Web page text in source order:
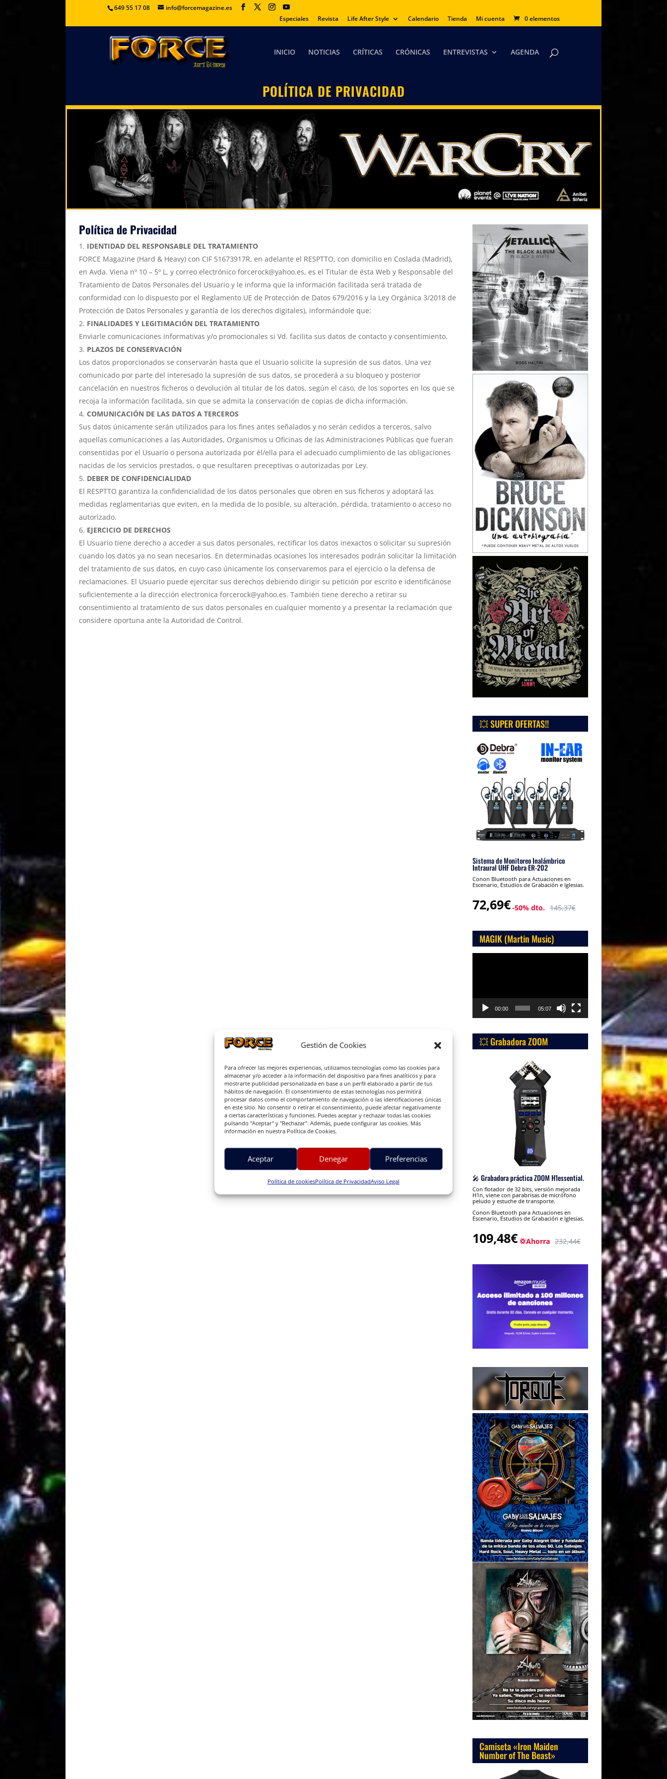
Gestión de Cookies
Para ofrecer las mejores experiencias, utilizamos tecnologías como las cookies para
almacenar y/o acceder a la información del dispositivo para fines analíticos y para
mostrarte publicidad personalizada en base a un perfil elaborado a partir de tus
hábitos de navegación. El consentimiento de estas tecnologías nos permitirá
procesar datos como el comportamiento de navegación o las identificaciones únicas
en este sitio. No consentir o retirar el consentimiento, puede afectar negativamente
a ciertas características y funciones. Puedes aceptar y rechazar todas las cookies
pulsando "Aceptar" y "Rechazar". Además, puede configurar las cookies. Más
información en nuestra Política de Cookies.
Aceptar Denegar Preferencias
Política de cookiesPolítica de PrivacidadAviso Legal
649 55 17 08
info@forcemagazine.es
Especiales
Revista Life After Style Calendario Tienda Mi cuenta 0 elementos
INICIO NOTICIAS CRÍTICAS CRÓNICAS ENTREVISTAS AGENDA
POLÍTICA DE PRIVACIDAD
Política de Privacidad
IDENTIDAD DEL RESPONSABLE DEL TRATAMIENTO
FORCE Magazine (Hard & Heavy) con CIF 51673917R, en adelante el RESPTTO, con domicilio en Coslada (Madrid),
en Avda. Viena nº 10 – 5º L, y correo electrónico forcerock@yahoo.es, es el Titular de ésta Web y Responsable del
Tratamiento de Datos Personales del Usuario y le informa que la información facilitada será tratada de
conformidad con lo dispuesto por el Reglamento UE de Protección de Datos 679/2016 y la Ley Orgánica 3/2018 de
Protección de Datos Personales y garantía de los derechos digitales), informándole que:
FINALIDADES Y LEGITIMACIÓN DEL TRATAMIENTO
Enviarle comunicaciones informativas y/o promocionales si Vd. facilita sus datos de contacto y consentimiento.
PLAZOS DE CONSERVACIÓN
Los datos proporcionados se conservarán hasta que el Usuario solicite la supresión de sus datos. Una vez
comunicado por parte del interesado la supresión de sus datos, se procederá a su bloqueo y posterior
cancelación en nuestros ficheros o devolución al titular de los datos, según el caso, de los soportes en los que se
recoja la información facilitada, sin que se admita la conservación de copias de dicha información.
COMUNICACIÓN DE LAS DATOS A TERCEROS
Sus datos únicamente serán utilizados para los fines antes señalados y no serán cedidos a terceros, salvo
aquellas comunicaciones a las Autoridades, Organismos u Oficinas de las Administraciones Públicas que fueran
consentidas por el Usuario o persona autorizada por él/ella para el adecuado cumplimiento de las obligaciones
nacidas de los servicios prestados, o que resultaren preceptivas o autorizadas por Ley.
DEBER DE CONFIDENCIALIDAD
El RESPTTO garantiza la confidencialidad de los datos personales que obren en sus ficheros y adoptará las
medidas reglamentarias que eviten, en la medida de lo posible, su alteración, pérdida, tratamiento o acceso no
autorizado.
EJERCICIO DE DERECHOS
El Usuario tiene derecho a acceder a sus datos personales, rectificar los datos inexactos o solicitar su supresión
cuando los datos ya no sean necesarios. En determinadas ocasiones los interesados podrán solicitar la limitación
del tratamiento de sus datos, en cuyo caso únicamente los conservaremos para el ejercicio o la defensa de
reclamaciones. El Usuario puede ejercitar sus derechos debiendo dirigir su petición por escrito e identificánose
suficientemente a la dirección electronica forcerock@yahoo.es. También tiene derecho a retirar su
consentimiento al tratamiento de sus datos personales en cualquier momento y a presentar la reclamación que
considere oportuna ante la Autoridad de Control.
💥 SUPER OFERTAS!!
Sistema de Monitoreo Inalámbrico
Intraural UHF Debra ER-202
Conon Bluetooth para Actuaciones en
Escenario, Estudios de Grabación e Iglesias.
72,69€-50% dto. 145,37€
MAGIK (Martin Music)
00:00 05:07
💥 Grabadora ZOOM
🎤 Grabadora práctica ZOOM H1essential.
Con flotador de 32 bits, versión mejorada
H1n, viene con parabrisas de micrófono
peludo y estuche de transporte.
Conon Bluetooth para Actuaciones en
Escenario, Estudios de Grabación e Iglesias.
109,48€ 💢Ahorra 232,44€
Camiseta «Iron Maiden
Number of The Beast»